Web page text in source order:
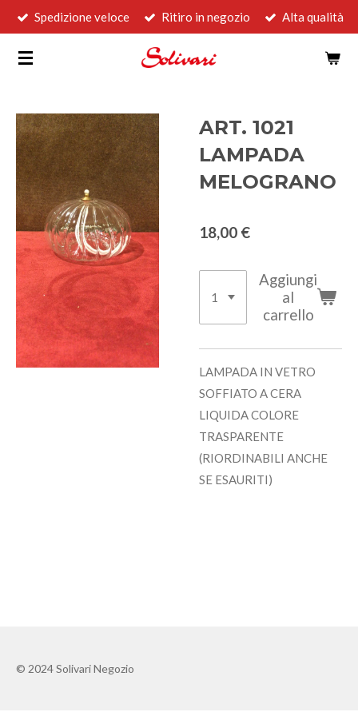
Vai
contenuto
Spedizione veloce Ritiro in negozio Alta qualità
ART. 1021
LAMPADA
MELOGRANO
18,00 €
Aggiungi
al
carrello
LAMPADA IN VETRO
SOFFIATO A CERA
LIQUIDA COLORE
TRASPARENTE
(RIORDINABILI ANCHE
SE ESAURITI)
© 2024 Solivari Negozio